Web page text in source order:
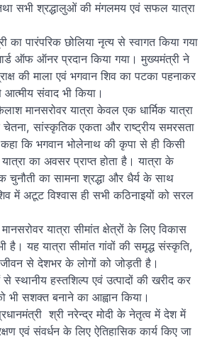
सभी श्रद्धालुओं की मंगलमय एवं सफल यात्रा
पारंपरिक छोलिया नृत्य से स्वागत किया गया
ऑफ ऑनर प्रदान किया गया। मुख्यमंत्री ने
की माला एवं भगवान शिव का पटका पहनाकर
संवाद भी किया।
मानसरोवर यात्रा केवल एक धार्मिक यात्रा
चेतना, सांस्कृतिक एकता और राष्ट्रीय समरसता
कि भगवान भोलेनाथ की कृपा से ही किसी
का अवसर प्राप्त होता है। यात्रा के
चुनौती का सामना श्रद्धा और धैर्य के साथ
में अटूट विश्वास ही सभी कठिनाइयों को सरल
यात्रा सीमांत क्षेत्रों के लिए विकास
है। यह यात्रा सीमांत गांवों की समृद्ध संस्कृति,
से देशभर के लोगों को जोड़ती है।
स्थानीय हस्तशिल्प एवं उत्पादों की खरीद कर
भी सशक्त बनाने का आह्वान किया।
श्री नरेन्द्र मोदी के नेतृत्व में देश में
एवं संवर्धन के लिए ऐतिहासिक कार्य किए जा